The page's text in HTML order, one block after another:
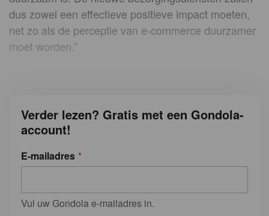
dus zowel een effectieve positieve impact moeten,
net zo als de perceptie van e-commerce duurzamer
moet worden.”
Verder lezen? Gratis met een Gondola-
account!
E-mailadres
Vul uw Gondola e-mailadres in.